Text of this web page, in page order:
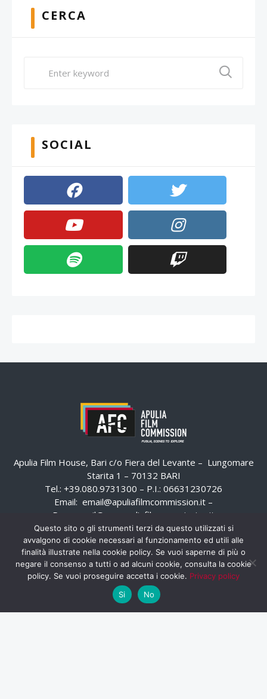
CERCA
SOCIAL
Apulia Film House, Bari c/o Fiera del Levante – Lungomare
Starita 1 – 70132 BARI
Tel.: +39.080.9731300 – P.I.: 06631230726
Email: email@apuliafilmcommission.it –
Pec:
email@pec.apuliafilmcommission.it
Questo sito o gli strumenti terzi da questo utilizzati si
avvalgono di cookie necessari al funzionamento ed utili alle
finalità illustrate nella cookie policy. Se vuoi saperne di più o
negare il consenso a tutti o ad alcuni cookie, consulta la cookie
policy. Se vuoi proseguire accetta i cookie. Privacy policy
Si
No